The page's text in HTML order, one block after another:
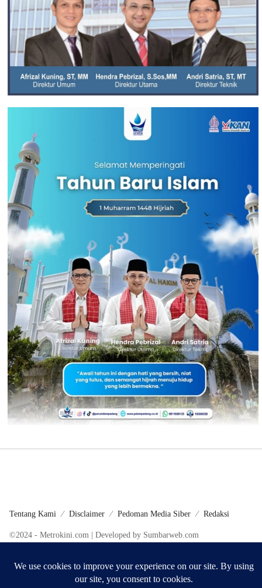
Tentang Kami Disclaimer Pedoman Media Siber Redaksi
©2024 - Metrokini.com | Developed by Sumbarweb.com